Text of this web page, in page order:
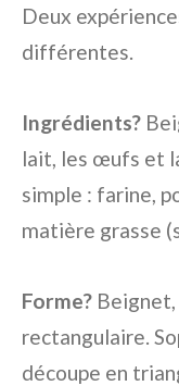
Deux
différentes.
Ingrédients?
lait, les œufs et
simple : farine,
matière grasse
Forme?
rectangulaire.
découpe en